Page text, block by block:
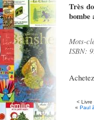
Très
bombe
Mots-
ISBN:
< Livre
« Paul